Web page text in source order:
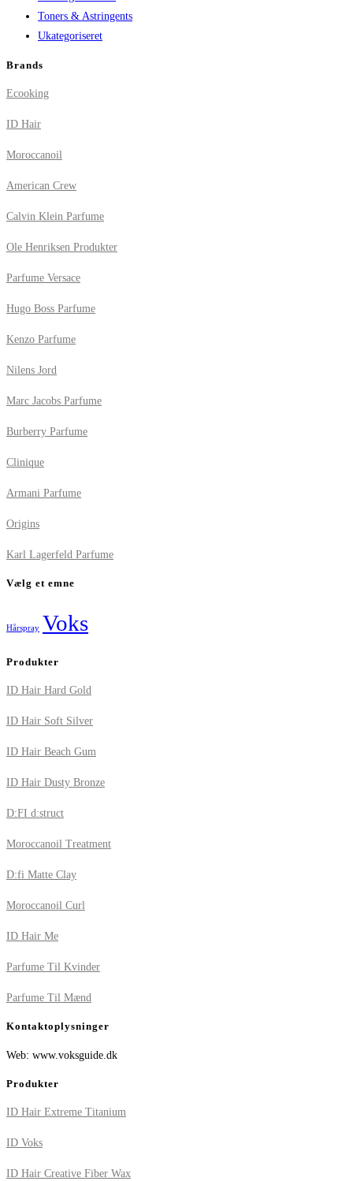
Toners & Astringents
Ukategoriseret
Brands
Ecooking
ID Hair
Moroccanoil
American Crew
Calvin Klein Parfume
Ole Henriksen Produkter
Parfume Versace
Hugo Boss Parfume
Kenzo Parfume
Nilens Jord
Marc Jacobs Parfume
Burberry Parfume
Clinique
Armani Parfume
Origins
Karl Lagerfeld Parfume
Vælg et emne
Hårspray Voks
Produkter
ID Hair Hard Gold
ID Hair Soft Silver
ID Hair Beach Gum
ID Hair Dusty Bronze
D:FI d:struct
Moroccanoil Treatment
D:fi Matte Clay
Moroccanoil Curl
ID Hair Me
Parfume Til Kvinder
Parfume Til Mænd
Kontaktoplysninger
Web: www.voksguide.dk
Produkter
ID Hair Extreme Titanium
ID Voks
ID Hair Creative Fiber Wax